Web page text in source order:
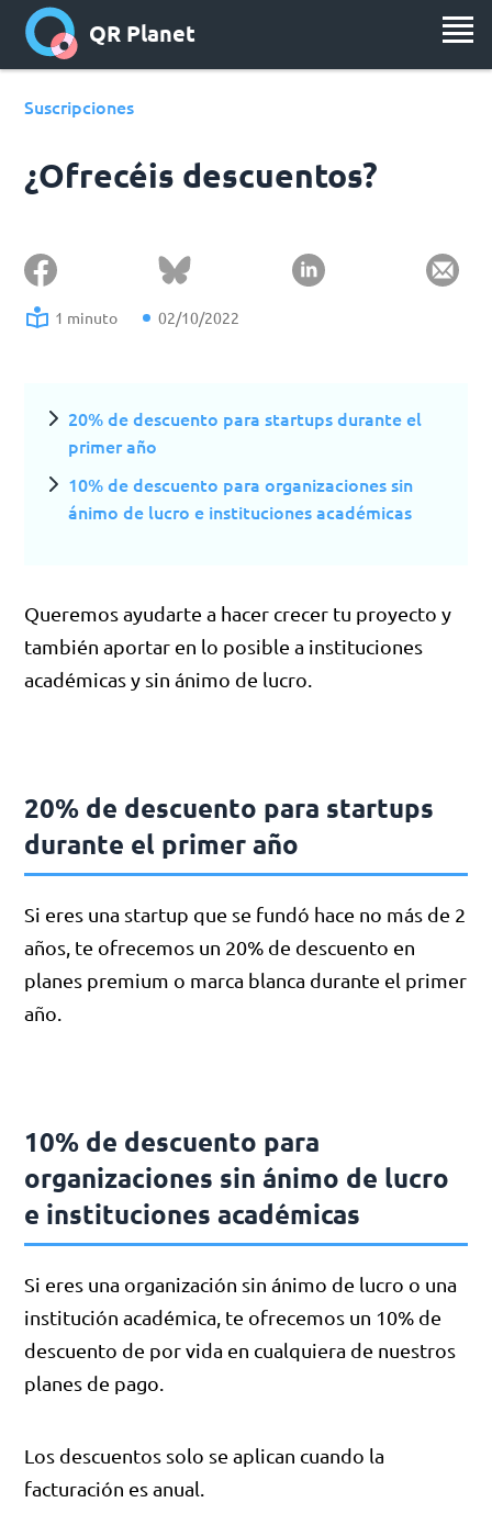
QR Planet
Suscripciones
¿Ofrecéis descuentos?
1 minuto 02/10/2022
20% de descuento para startups durante el
primer año
10% de descuento para organizaciones sin
ánimo de lucro e instituciones académicas
Queremos ayudarte a hacer crecer tu proyecto y
también aportar en lo posible a instituciones
académicas y sin ánimo de lucro.
20% de descuento para startups
durante el primer año
Si eres una startup que se fundó hace no más de 2
años, te ofrecemos un 20% de descuento en
planes premium o marca blanca durante el primer
año.
10% de descuento para
organizaciones sin ánimo de lucro
e instituciones académicas
Si eres una organización sin ánimo de lucro o una
institución académica, te ofrecemos un 10% de
descuento de por vida en cualquiera de nuestros
planes de pago.
Los descuentos solo se aplican cuando la
facturación es anual.